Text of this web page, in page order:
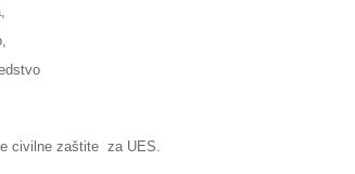
civilne zaštite za UES.